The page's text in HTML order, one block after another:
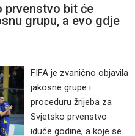
prvenstvo bit će
grupu, a evo gdje
FIFA je zvanično objavila
jakosne grupe i
proceduru žrijeba za
Svjetsko prvenstvo
iduće godine, a koje se